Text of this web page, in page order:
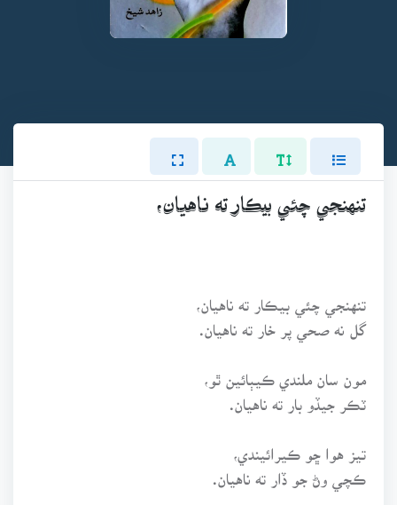
تنهنجي چئي بيڪار ته ناهيان،
تنهنجي چئي بيڪار ته ناهيان،
گل نه صحي پر خار ته ناهيان.
مون سان ملندي ڪيٻائين ٿو،
ٽڪر جيڏو بار ته ناهيان.
تيز هوا ڇو ڪيرائيندي،
ڪچي وڻ جو ڏار ته ناهيان.